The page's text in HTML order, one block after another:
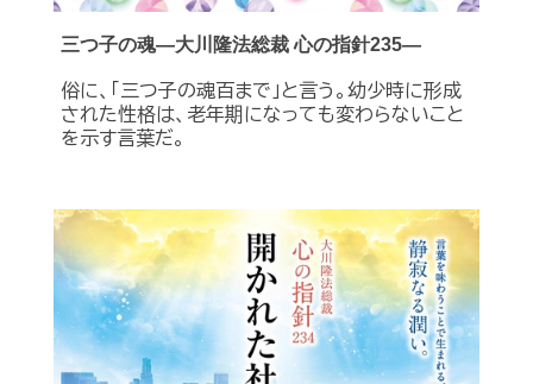
三つ子の魂―大川隆法総裁 心の指針235―
俗に、「三つ子の魂百まで」と言う。幼少時に形成
された性格は、老年期になっても変わらないこと
を示す言葉だ。